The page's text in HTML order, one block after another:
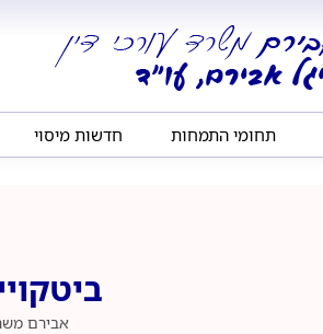
תחומי התמחות חדשות מיסוי
אבירם